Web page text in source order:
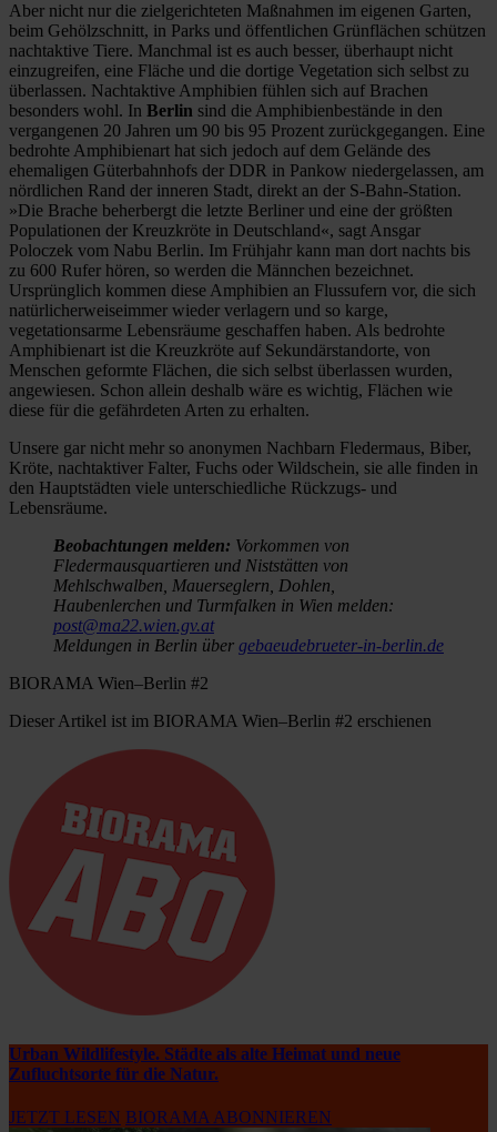
Aber nicht nur die zielgerichteten Maßnahmen im eigenen Garten,
beim Gehölzschnitt, in Parks und öffentlichen Grünflächen schützen
nachtaktive Tiere. Manchmal ist es auch besser, überhaupt nicht
einzugreifen, eine Fläche und die dortige Vegetation sich selbst zu
überlassen. Nachtaktive Amphibien fühlen sich auf Brachen
besonders wohl. In Berlin sind die Amphibienbestände in den
vergangenen 20 Jahren um 90 bis 95 Prozent zurückgegangen. Eine
bedrohte Amphibienart hat sich jedoch auf dem Gelände des
ehemaligen Güterbahnhofs der DDR in Pankow niedergelassen, am
nördlichen Rand der inneren Stadt, direkt an der S-Bahn-Station.
»Die Brache beherbergt die letzte Berliner und eine der größten
Populationen der Kreuzkröte in Deutschland«, sagt Ansgar
Poloczek vom Nabu Berlin. Im Frühjahr kann man dort nachts bis
zu 600 Rufer hören, so werden die Männchen bezeichnet.
Ursprünglich kommen diese Amphibien an Flussufern vor, die sich
natürlicherweiseimmer wieder verlagern und so karge,
vegetationsarme Lebensräume geschaffen haben. Als bedrohte
Amphibienart ist die Kreuzkröte auf Sekundärstandorte, von
Menschen geformte Flächen, die sich selbst überlassen wurden,
angewiesen. Schon allein deshalb wäre es wichtig, Flächen wie
diese für die gefährdeten Arten zu erhalten.
Unsere gar nicht mehr so anonymen Nachbarn Fledermaus, Biber,
Kröte, nachtaktiver Falter, Fuchs oder Wildschein, sie alle finden in
den Hauptstädten viele unterschiedliche Rückzugs- und
Lebensräume.
Beobachtungen melden: Vorkommen von
Fledermausquartieren und Niststätten von
Mehlschwalben, Mauerseglern, Dohlen,
Haubenlerchen und Turmfalken in Wien melden:
post@ma22.wien.gv.at
Meldungen in Berlin über gebaeudebrueter-in-berlin.de
BIORAMA Wien–Berlin #2
Dieser Artikel ist im BIORAMA Wien–Berlin #2 erschienen
Urban Wildlifestyle. Städte als alte Heimat und neue
Zufluchtsorte für die Natur.
JETZT LESEN BIORAMA ABONNIEREN